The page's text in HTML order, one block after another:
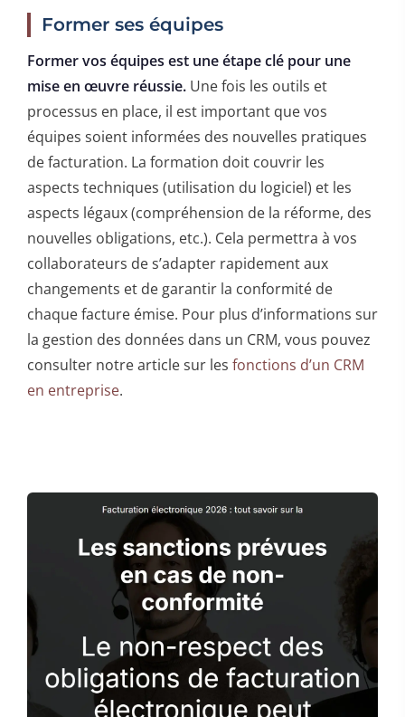
Former ses équipes
Former vos équipes est une étape clé pour une
mise en œuvre réussie. Une fois les outils et
processus en place, il est important que vos
équipes soient informées des nouvelles pratiques
de facturation. La formation doit couvrir les
aspects techniques (utilisation du logiciel) et les
aspects légaux (compréhension de la réforme, des
nouvelles obligations, etc.). Cela permettra à vos
collaborateurs de s’adapter rapidement aux
changements et de garantir la conformité de
chaque facture émise. Pour plus d’informations sur
la gestion des données dans un CRM, vous pouvez
consulter notre article sur les fonctions d’un CRM
en entreprise.